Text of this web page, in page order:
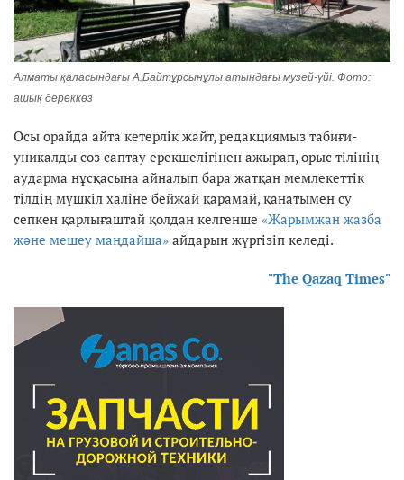
Алматы қаласындағы А.Байтұрсынұлы атындағы музей-үйі. Фото:
ашық дереккөз
Осы орайда айта кетерлік жайт, редакциямыз табиғи-
уникалды сөз саптау ерекшелігінен ажырап, орыс тілінің
аударма нұсқасына айналып бара жатқан мемлекеттік
тілдің мүшкіл халіне бейжай қарамай, қанатымен су
сепкен қарлығаштай қолдан келгенше «Жарымжан жазба
және мешеу маңдайша» айдарын жүргізіп келеді.
"The Qazaq Times"